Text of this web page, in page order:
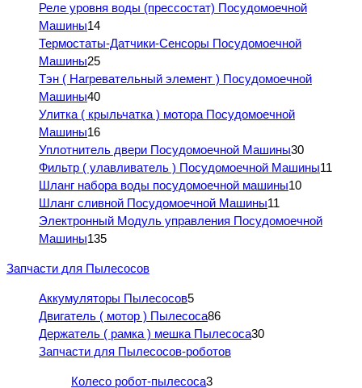
Реле уровня воды (прессостат) Посудомоечной
Машины14
Термостаты-Датчики-Сенсоры Посудомоечной
Машины25
Тэн ( Нагревательный элемент ) Посудомоечной
Машины40
Улитка ( крыльчатка ) мотора Посудомоечной
Машины16
Уплотнитель двери Посудомоечной Машины30
Фильтр ( улавливатель ) Посудомоечной Машины11
Шланг набора воды посудомоечной машины10
Шланг сливной Посудомоечной Машины11
Электронный Модуль управления Посудомоечной
Машины135
Запчасти для Пылесосов
Аккумуляторы Пылесосов5
Двигатель ( мотор ) Пылесоса86
Держатель ( рамка ) мешка Пылесоса30
Запчасти для Пылесосов-роботов
Колесо робот-пылесоса3